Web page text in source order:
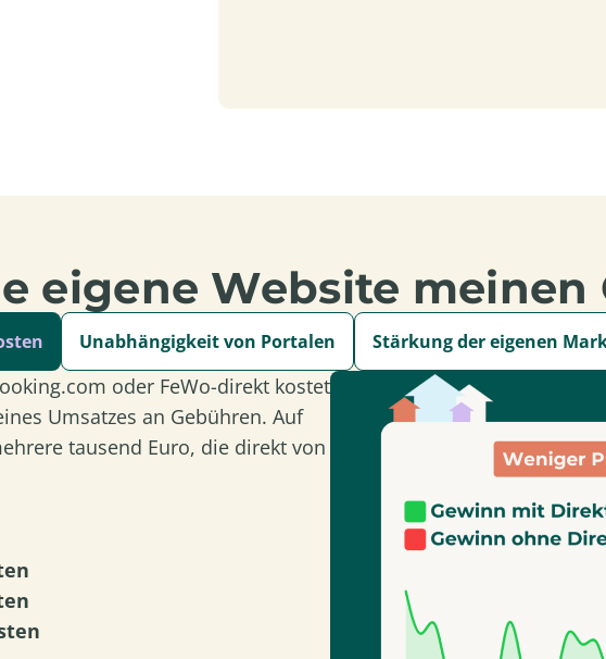
eigene Website meinen
Unabhängigkeit von Portalen Stärkung der eigenen
oder FeWo-direkt kostet
Umsatzes an Gebühren. Auf
tausend Euro, die direkt von